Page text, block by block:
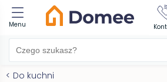
Menu
< Do kuchni